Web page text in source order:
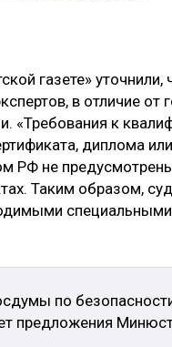
газете» уточнили,
в отличие от
«Требования к
диплома
РФ не
Таким образом,
по
предложения